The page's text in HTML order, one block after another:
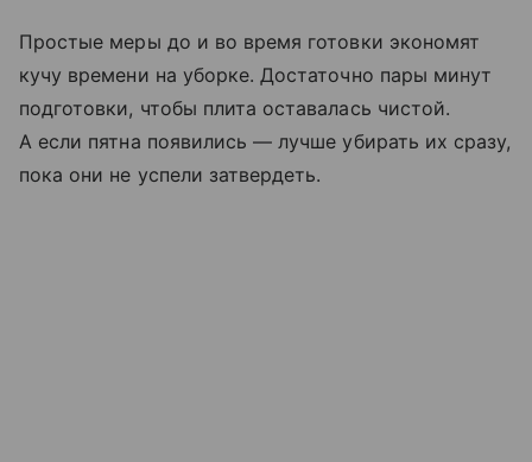
Простые меры до и во время готовки экономят
кучу времени на уборке. Достаточно пары минут
подготовки, чтобы плита оставалась чистой.
А если пятна появились — лучше убирать их сразу,
пока они не успели затвердеть.